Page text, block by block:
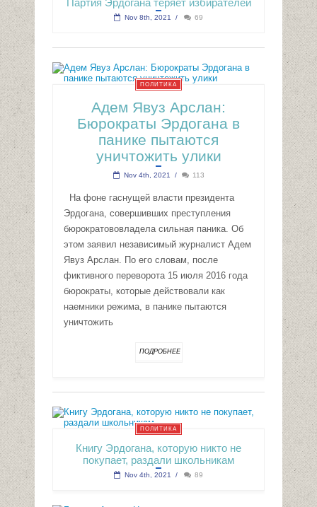
Партия Эрдогана теряет избирателей
Nov 8th, 2021 / 69
ПОЛИТИКА
Адем Явуз Арслан:
Бюрократы Эрдогана в
панике пытаются
уничтожить улики
Nov 4th, 2021 / 113
На фоне гаснущей власти президента
Эрдогана, совершивших преступления
бюрократововладела сильная паника. Об
этом заявил независимый журналист Адем
Явуз Арслан. По его словам, после
фиктивного переворота 15 июля 2016 года
бюрократы, которые действовали как
наемники режима, в панике пытаются
уничтожить
ПОДРОБНЕЕ
ПОЛИТИКА
Книгу Эрдогана, которую никто не
покупает, раздали школьникам
Nov 4th, 2021 / 89